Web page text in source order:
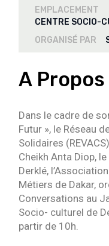
EMPLACEMENT
CENTRE SOCIO-
ORGANISÉ PAR
A Propos
Dans le cadre de
Futur », le Réseau
Solidaires
Cheikh Anta Diop,
Derklé,
Métiers de Dakar,
Conversations au
Socio- culturel de
partir de 10h.